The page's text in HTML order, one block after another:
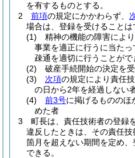
を有するものとする。
2
前項の規定にかかわらず、
場合は、登録を受けることは
(1)
精神の機能の障害によ
事業を適正に行うに当た
疎通を適切に行うことがで
(2)
破産手続開始の決定を
(3)
次項の規定により責任
の日から2年を経過しない
(4)
前3号に掲げるもののほ
めた者
3
町長は、責任技術者の登録
違反したときは、その責任
箇月を超えない期間を定め
できる。